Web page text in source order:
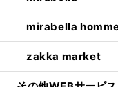
mirabella
zakka market